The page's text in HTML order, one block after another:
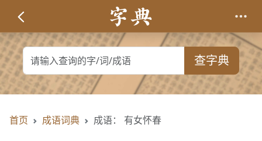
查字典
首页 成语词典 成语： 有女怀春